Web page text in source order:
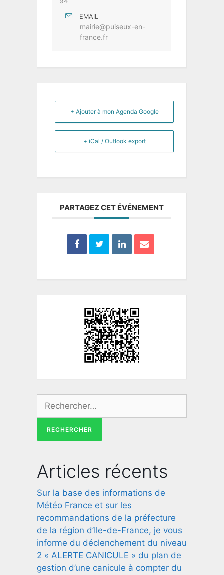
EMAIL
mairie@puiseux-en-
france.fr
+ Ajouter à mon Agenda Google
+ iCal / Outlook export
PARTAGEZ CET ÉVÉNEMENT
Articles récents
Sur la base des informations de
Météo France et sur les
recommandations de la préfecture
de la région d’Ile-de-France, je vous
informe du déclenchement du niveau
2 « ALERTE CANICULE » du plan de
gestion d’une canicule à compter du